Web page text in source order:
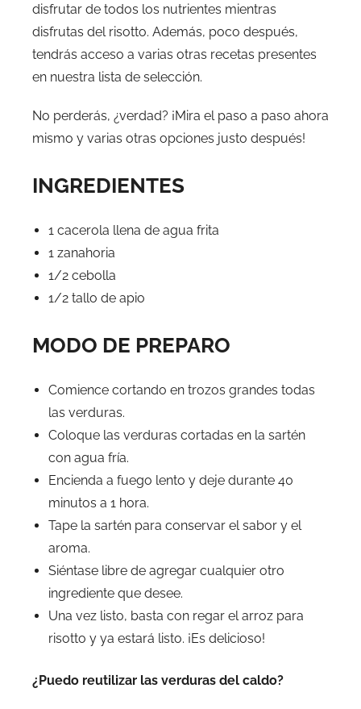
disfrutar de todos los nutrientes mientras
disfrutas del risotto. Además, poco después,
tendrás acceso a varias otras recetas presentes
en nuestra lista de selección.
No perderás, ¿verdad? ¡Mira el paso a paso ahora
mismo y varias otras opciones justo después!
INGREDIENTES
1 cacerola llena de agua frita
1 zanahoria
1/2 cebolla
1/2 tallo de apio
MODO DE PREPARO
Comience cortando en trozos grandes todas
las verduras.
Coloque las verduras cortadas en la sartén
con agua fría.
Encienda a fuego lento y deje durante 40
minutos a 1 hora.
Tape la sartén para conservar el sabor y el
aroma.
Siéntase libre de agregar cualquier otro
ingrediente que desee.
Una vez listo, basta con regar el arroz para
risotto y ya estará listo. ¡Es delicioso!
¿Puedo reutilizar las verduras del caldo?